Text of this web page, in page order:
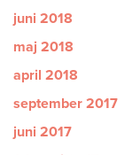
juni 2018
maj 2018
april 2018
september 2017
juni 2017